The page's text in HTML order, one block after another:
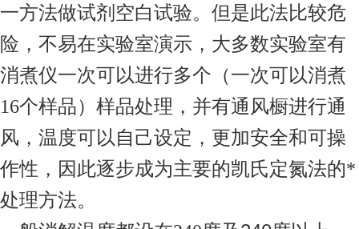
一方法做试剂空白试验。但是此法比较危
险，不易在实验室演示，大多数实验室有
消煮仪一次可以进行多个（一次可以消煮
16个样品）样品处理，并有通风橱进行通
风，温度可以自己设定，更加安全和可操
作性，因此逐步成为主要的凯氏定氮法的*
处理方法。